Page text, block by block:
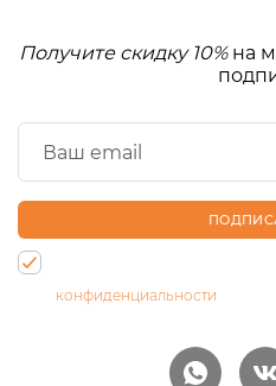
Получите скидку 10%на
конфиденциальности